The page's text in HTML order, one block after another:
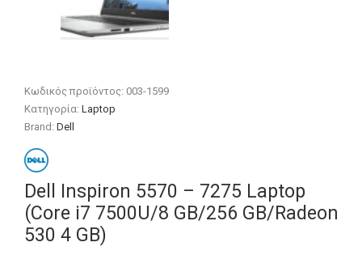
Κωδικός προϊόντος: 003-1599
Κατηγορία:Laptop
Brand:Dell
Dell Inspiron 5570 – 7275 Laptop
(Core i7 7500U/8 GB/256 GB/Radeon
530 4 GB)